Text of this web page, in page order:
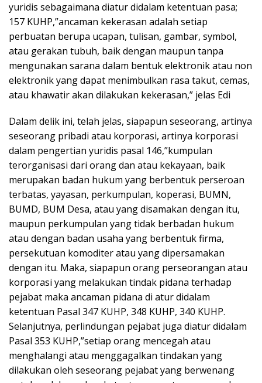
yuridis sebagaimana diatur didalam ketentuan pasa;
157 KUHP,”ancaman kekerasan adalah setiap
perbuatan berupa ucapan, tulisan, gambar, symbol,
atau gerakan tubuh, baik dengan maupun tanpa
mengunakan sarana dalam bentuk elektronik atau non
elektronik yang dapat menimbulkan rasa takut, cemas,
atau khawatir akan dilakukan kekerasan,” jelas Edi
Dalam delik ini, telah jelas, siapapun seseorang, artinya
seseorang pribadi atau korporasi, artinya korporasi
dalam pengertian yuridis pasal 146,”kumpulan
terorganisasi dari orang dan atau kekayaan, baik
merupakan badan hukum yang berbentuk perseroan
terbatas, yayasan, perkumpulan, koperasi, BUMN,
BUMD, BUM Desa, atau yang disamakan dengan itu,
maupun perkumpulan yang tidak berbadan hukum
atau dengan badan usaha yang berbentuk firma,
persekutuan komoditer atau yang dipersamakan
dengan itu. Maka, siapapun orang perseorangan atau
korporasi yang melakukan tindak pidana terhadap
pejabat maka ancaman pidana di atur didalam
ketentuan Pasal 347 KUHP, 348 KUHP, 340 KUHP.
Selanjutnya, perlindungan pejabat juga diatur didalam
Pasal 353 KUHP,”setiap orang mencegah atau
menghalangi atau menggagalkan tindakan yang
dilakukan oleh seseorang pejabat yang berwenang